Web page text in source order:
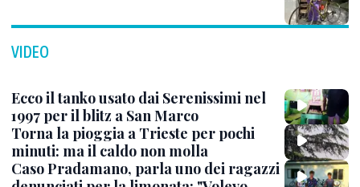
VIDEO
Ecco il tanko usato dai Serenissimi nel
1997 per il blitz a San Marco
Torna la pioggia a Trieste per pochi
minuti: ma il caldo non molla
Caso Pradamano, parla uno dei ragazzi